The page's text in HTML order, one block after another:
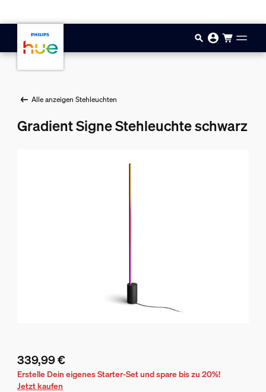
Alle anzeigen Stehleuchten
Gradient Signe Stehleuchte schwarz
Aktueller Preis ist 339,99 €
339,99 €
Erstelle Dein eigenes Starter-Set und spare bis zu 20%!
Jetzt kaufen